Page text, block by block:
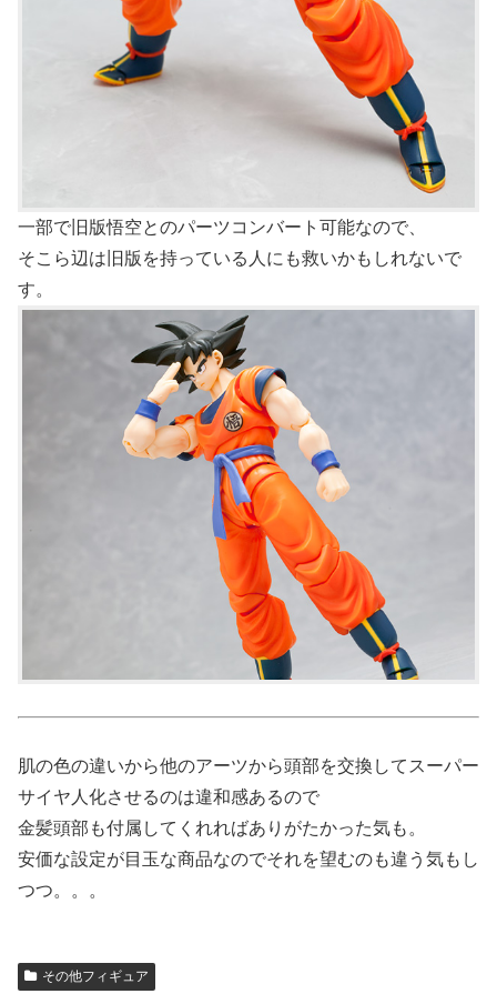
一部で旧版悟空とのパーツコンバート可能なので、
そこら辺は旧版を持っている人にも救いかもしれないで
す。
肌の色の違いから他のアーツから頭部を交換してスーパー
サイヤ人化させるのは違和感あるので
金髪頭部も付属してくれればありがたかった気も。
安価な設定が目玉な商品なのでそれを望むのも違う気もし
つつ。。。
その他フィギュア